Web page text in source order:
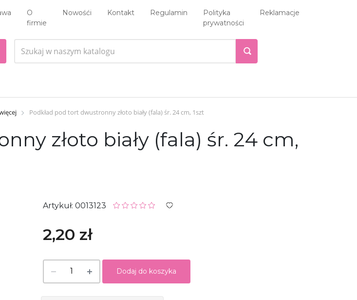
O
firmie
Nowośći Kontakt Regulamin
Polityka
prywatności
Reklamacje
Podkład pod tort dwustronny złoto biały (fala) śr. 24 cm, 1szt
złoto biały (fala) śr. 24 cm,
Artykuł: 0013123
2,20 zł
Dodaj do koszyka